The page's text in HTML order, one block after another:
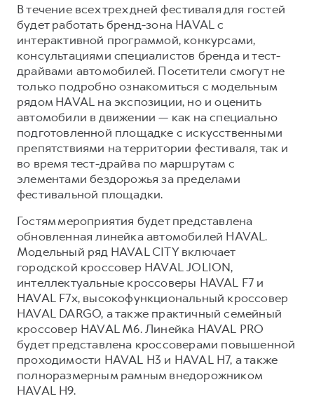
АКСЕССУАРЫ HAVAL
Автомобильные аксессуары
Коллекция CITY
Коллекция Базовая
Коллекция Детская
Коллекция CITY
Коллекция Базовая
Коллекция Детская
В течение всех трех дней фестиваля для гостей
будет работать бренд-зона HAVAL с
интерактивной программой, конкурсами,
консультациями специалистов бренда и тест-
драйвами автомобилей. Посетители смогут не
только подробно ознакомиться с модельным
рядом HAVAL на экспозиции, но и оценить
автомобили в движении — как на специально
подготовленной площадке с искусственными
препятствиями на территории фестиваля, так и
во время тест-драйва по маршрутам с
элементами бездорожья за пределами
фестивальной площадки.
Гостям мероприятия будет представлена
обновленная линейка автомобилей HAVAL.
Модельный ряд HAVAL CITY включает
городской кроссовер HAVAL JOLION,
интеллектуальные кроссоверы HAVAL F7 и
HAVAL F7x, высокофункциональный кроссовер
HAVAL DARGO, а также практичный семейный
кроссовер HAVAL M6. Линейка HAVAL PRO
будет представлена кроссоверами повышенной
проходимости HAVAL H3 и HAVAL H7, а также
полноразмерным рамным внедорожником
HAVAL H9.